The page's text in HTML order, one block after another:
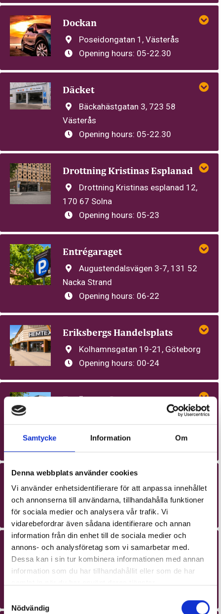
Samtycke Information Om
Denna webbplats använder cookies
Vi använder enhetsidentifierare för att anpassa innehållet
och annonserna till användarna, tillhandahålla funktioner
för sociala medier och analysera vår trafik. Vi
vidarebefordrar även sådana identifierare och annan
information från din enhet till de sociala medier och
annons- och analysföretag som vi samarbetar med.
Dessa kan i sin tur kombinera informationen med annan
information som du har tillhandahållit eller som de har
Nödvändig
Dockan
Poseidongatan 1, Västerås
Opening hours: 05-22.30
Däcket
Bäckahästgatan 3, 723 58
Västerås
Opening hours: 05-22.30
Drottning Kristinas Esplanad
Drottning Kristinas esplanad 12,
170 67 Solna
Opening hours: 05-23
Entrégaraget
Augustendalsvägen 3-7, 131 52
Nacka Strand
Opening hours: 06-22
Eriksbergs Handelsplats
Kolhamnsgatan 19-21, Göteborg
Opening hours: 00-24
Fruängen Centrum
Fruängstorget 6, 129 52
Opening hours:
Frösundaviks allé 15, 169 70 Solna
Opening hours:00-24
Färgeriet
Trekantsvägen 10, 117 43